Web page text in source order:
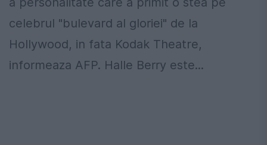
celebrul "bulevard al gloriei" de la
Hollywood, in fata Kodak Theatre,
informeaza AFP. Halle Berry este...